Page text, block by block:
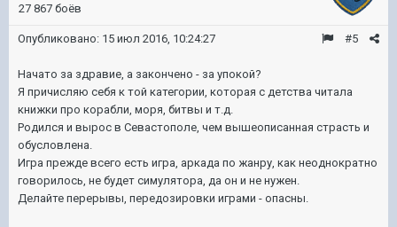
27 867 боёв
#5
Опубликовано: 15 июл 2016, 10:24:27
Начато за здравие, а закончено - за упокой?
Я причисляю себя к той категории, которая с детства читала
книжки про корабли, моря, битвы и т.д.
Родился и вырос в Севастополе, чем вышеописанная страсть и
обусловлена.
Игра прежде всего есть игра, аркада по жанру, как неоднократно
говорилось, не будет симулятора, да он и не нужен.
Делайте перерывы, передозировки играми - опасны.